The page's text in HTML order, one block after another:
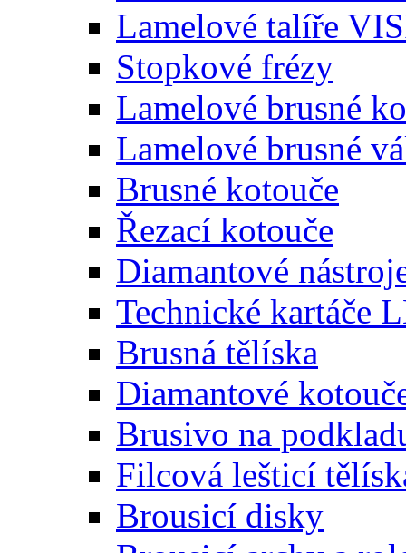
Lamelové talíře
Stopkové frézy
Lamelové brusné
Lamelové brusné
Brusné kotouče
Řezací kotouče
Diamantové
Technické kartáče
Brusná tělíska
Diamantové
Brusivo na
Filcová lešticí
Brousicí disky